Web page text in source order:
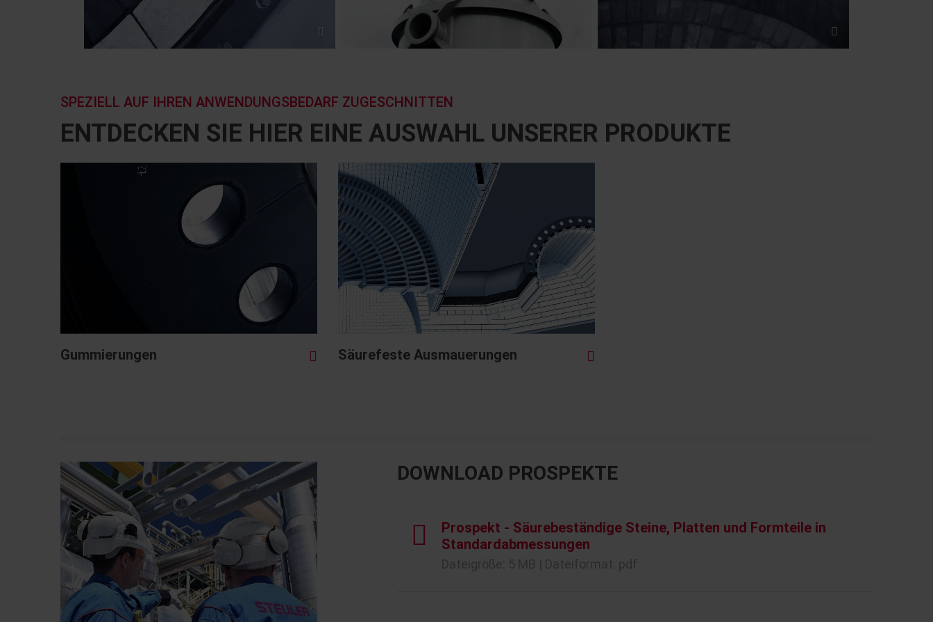
ENTDECKEN SIE HIER EINE AUSWAHL UNSERER PRODUKTE
SPEZIELL AUF IHREN ANWENDUNGSBEDARF ZUGESCHNITTEN
Gummierungen Säurefeste Ausmauerungen
DOWNLOAD PROSPEKTE
Prospekt - Säurebeständige Steine, Platten und Formteile in
Standardabmessungen